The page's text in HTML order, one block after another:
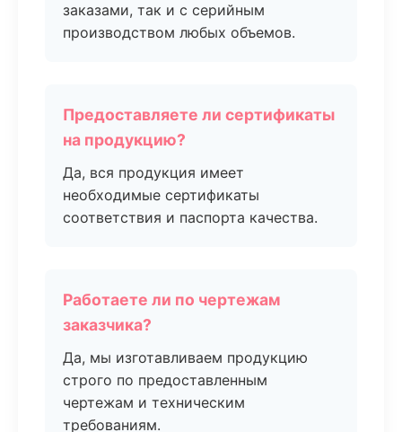
заказами, так и с серийным
производством любых объемов.
Предоставляете ли сертификаты
на продукцию?
Да, вся продукция имеет
необходимые сертификаты
соответствия и паспорта качества.
Работаете ли по чертежам
заказчика?
Да, мы изготавливаем продукцию
строго по предоставленным
чертежам и техническим
требованиям.